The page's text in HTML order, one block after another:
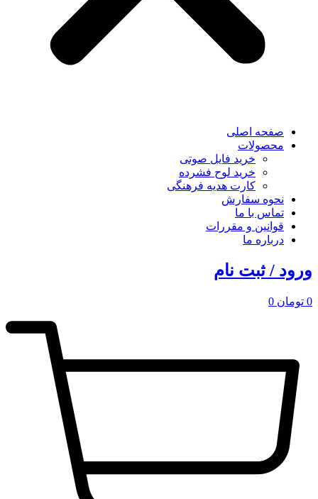
صفحه اصلی
محصولات
خرید فایل صوتی
خرید لوح فشرده
کارت هدیه فرهنگی
نحوه سفارش
تماس با ما
قوانین و مقررات
درباره ما
ورود / ثبت نام
0 تومان 0